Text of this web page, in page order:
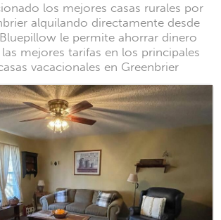
los mejores casas rurales por
alquilando directamente desde
le permite ahorrar dinero
mejores tarifas en los principales
vacacionales en Greenbrier